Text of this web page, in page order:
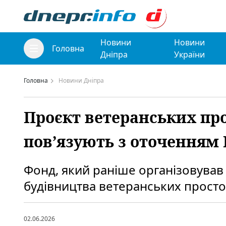
Головна
Новини
Дніпра
Новини
України
Головна Новини Дніпра
Проєкт ветеранських
пов’язують з оточенням
Фонд, який раніше
будівництва ветеранських
02.06.2026